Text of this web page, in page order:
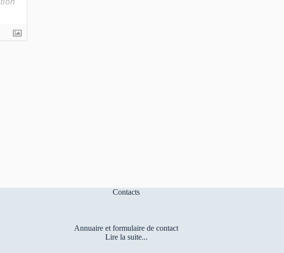
Contacts
Annuaire et formulaire de contact
Lire la suite...